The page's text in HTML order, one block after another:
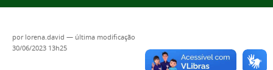
por lorena.david — última modificação
30/06/2023 13h25